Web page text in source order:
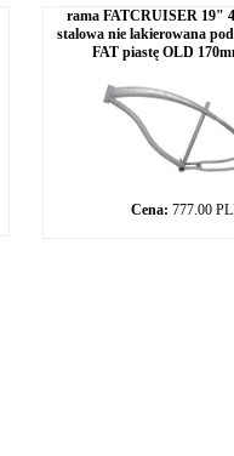
rama FATCRUISER 19"
stalowa nie lakierowana pod
FAT piastę OLD
Cena: 777.00